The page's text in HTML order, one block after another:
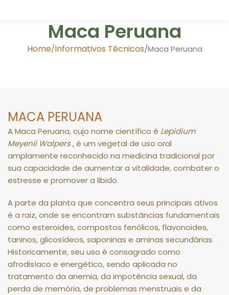
Maca Peruana
Home Informativos Técnicos Maca Peruana
MACA PERUANA
A Maca Peruana, cujo nome científico é Lepidium
Meyenii Walpers, é um vegetal de uso oral
amplamente reconhecido na medicina tradicional por
sua capacidade de aumentar a vitalidade, combater o
estresse e promover a libido.
A parte da planta que concentra seus principais ativos
é a raiz, onde se encontram substâncias fundamentais
como esteroides, compostos fenólicos, flavonoides,
taninos, glicosídeos, saponinas e aminas secundárias.
Historicamente, seu uso é consagrado como
afrodisíaco e energético, sendo aplicada no
tratamento da anemia, da impotência sexual, da
perda de memória, de problemas menstruais e da